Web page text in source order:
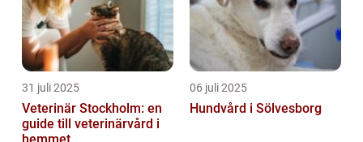
31 juli 2025
Veterinär Stockholm: en
guide till veterinärvård i
06 juli 2025
Hundvård i Sölvesborg